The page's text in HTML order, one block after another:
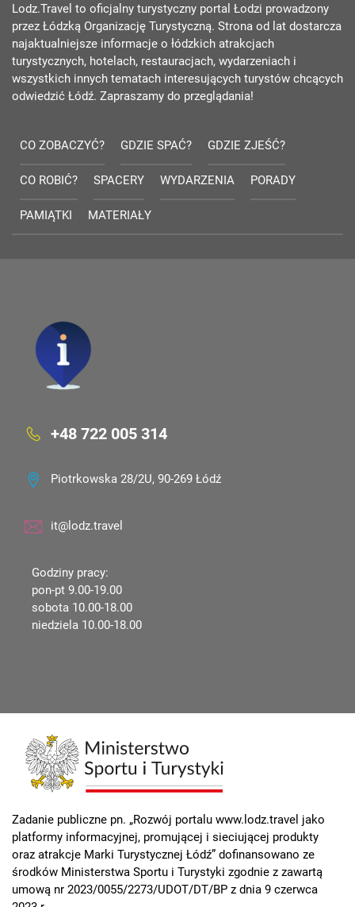
Lodz.Travel to oficjalny turystyczny portal Łodzi prowadzony
przez Łódzką Organizację Turystyczną. Strona od lat dostarcza
najaktualniejsze informacje o łódzkich atrakcjach
turystycznych, hotelach, restauracjach, wydarzeniach i
wszystkich innych tematach interesujących turystów chcących
odwiedzić Łódź. Zapraszamy do przeglądania!
CO ZOBACZYĆ? GDZIE SPAĆ? GDZIE ZJEŚĆ?
CO ROBIĆ? SPACERY WYDARZENIA PORADY
PAMIĄTKI MATERIAŁY
+48 722 005 314
Piotrkowska 28/2U, 90-269 Łódź
it@lodz.travel
Godziny pracy:
pon-pt 9.00-19.00
sobota 10.00-18.00
niedziela 10.00-18.00
Zadanie publiczne pn. „Rozwój portalu www.lodz.travel jako
platformy informacyjnej, promującej i sieciującej produkty
oraz atrakcje Marki Turystycznej Łódź” dofinansowano ze
środków Ministerstwa Sportu i Turystyki zgodnie z zawartą
umową nr 2023/0055/2273/UDOT/DT/BP z dnia 9 czerwca